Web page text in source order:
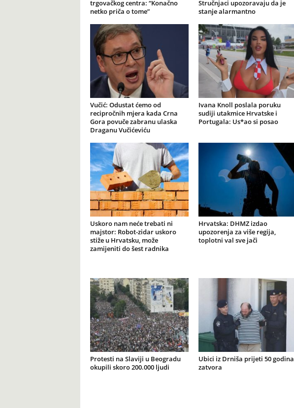
trgovačkog centra: “Konačno
netko priča o tome”
Stručnjaci upozoravaju da je
stanje alarmantno
Vučić: Odustat ćemo od
recipročnih mjera kada Crna
Gora povuče zabranu ulaska
Draganu Vučićeviću
Ivana Knoll poslala poruku
sudiji utakmice Hrvatske i
Portugala: Us*ao si posao
Uskoro nam neće trebati ni
majstor: Robot-zidar uskoro
stiže u Hrvatsku, može
zamijeniti do šest radnika
Hrvatska: DHMZ izdao
upozorenja za više regija,
toplotni val sve jači
Protesti na Slaviji u Beogradu
okupili skoro 200.000 ljudi
Ubici iz Drniša prijeti 50 godina
zatvora